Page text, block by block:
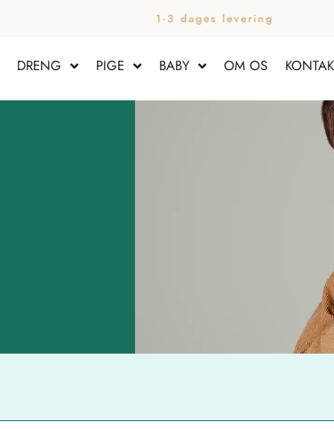
1-3 dages levering
DRENG PIGE BABY OM OS